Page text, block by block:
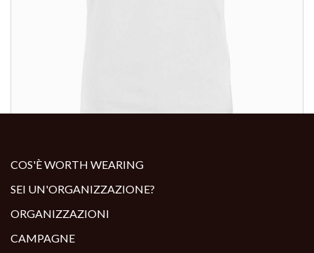
COS'È WORTH WEARING
SEI UN'ORGANIZZAZIONE?
ORGANIZZAZIONI
CAMPAGNE